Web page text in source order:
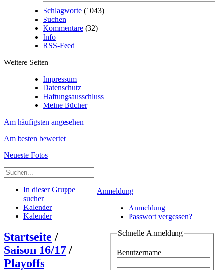
Schlagworte (1043)
Suchen
Kommentare (32)
Info
RSS-Feed
Weitere Seiten
Impressum
Datenschutz
Haftungsausschluss
Meine Bücher
Am häufigsten angesehen
Am besten bewertet
Neueste Fotos
Anmeldung
Anmeldung
Passwort vergessen?
Schnelle Anmeldung
Benutzername
In dieser Gruppe
suchen
Kalender
Kalender
Startseite /
Saison 16/17 /
Playoffs